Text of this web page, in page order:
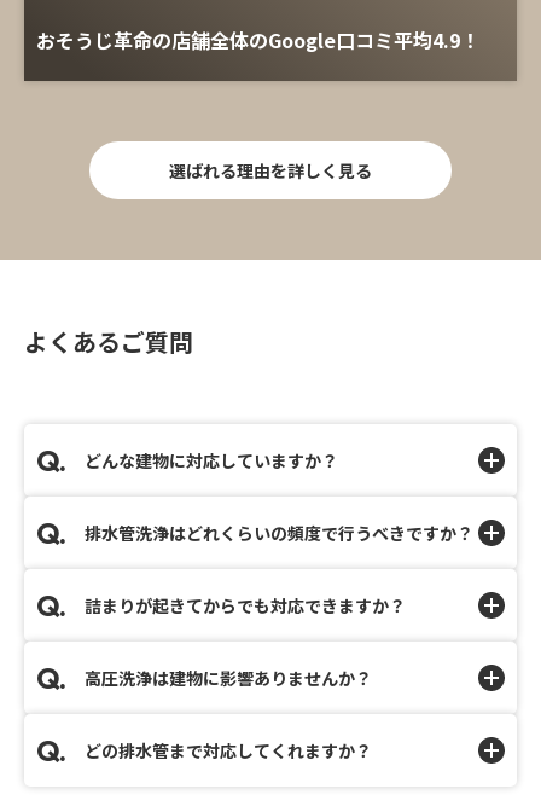
おそうじ革命の店舗全体のGoogle口コミ平均4.9！
選ばれる理由を詳しく見る
よくあるご質問
どんな建物に対応していますか？
排水管洗浄はどれくらいの頻度で行うべきですか？
詰まりが起きてからでも対応できますか？
高圧洗浄は建物に影響ありませんか？
どの排水管まで対応してくれますか？